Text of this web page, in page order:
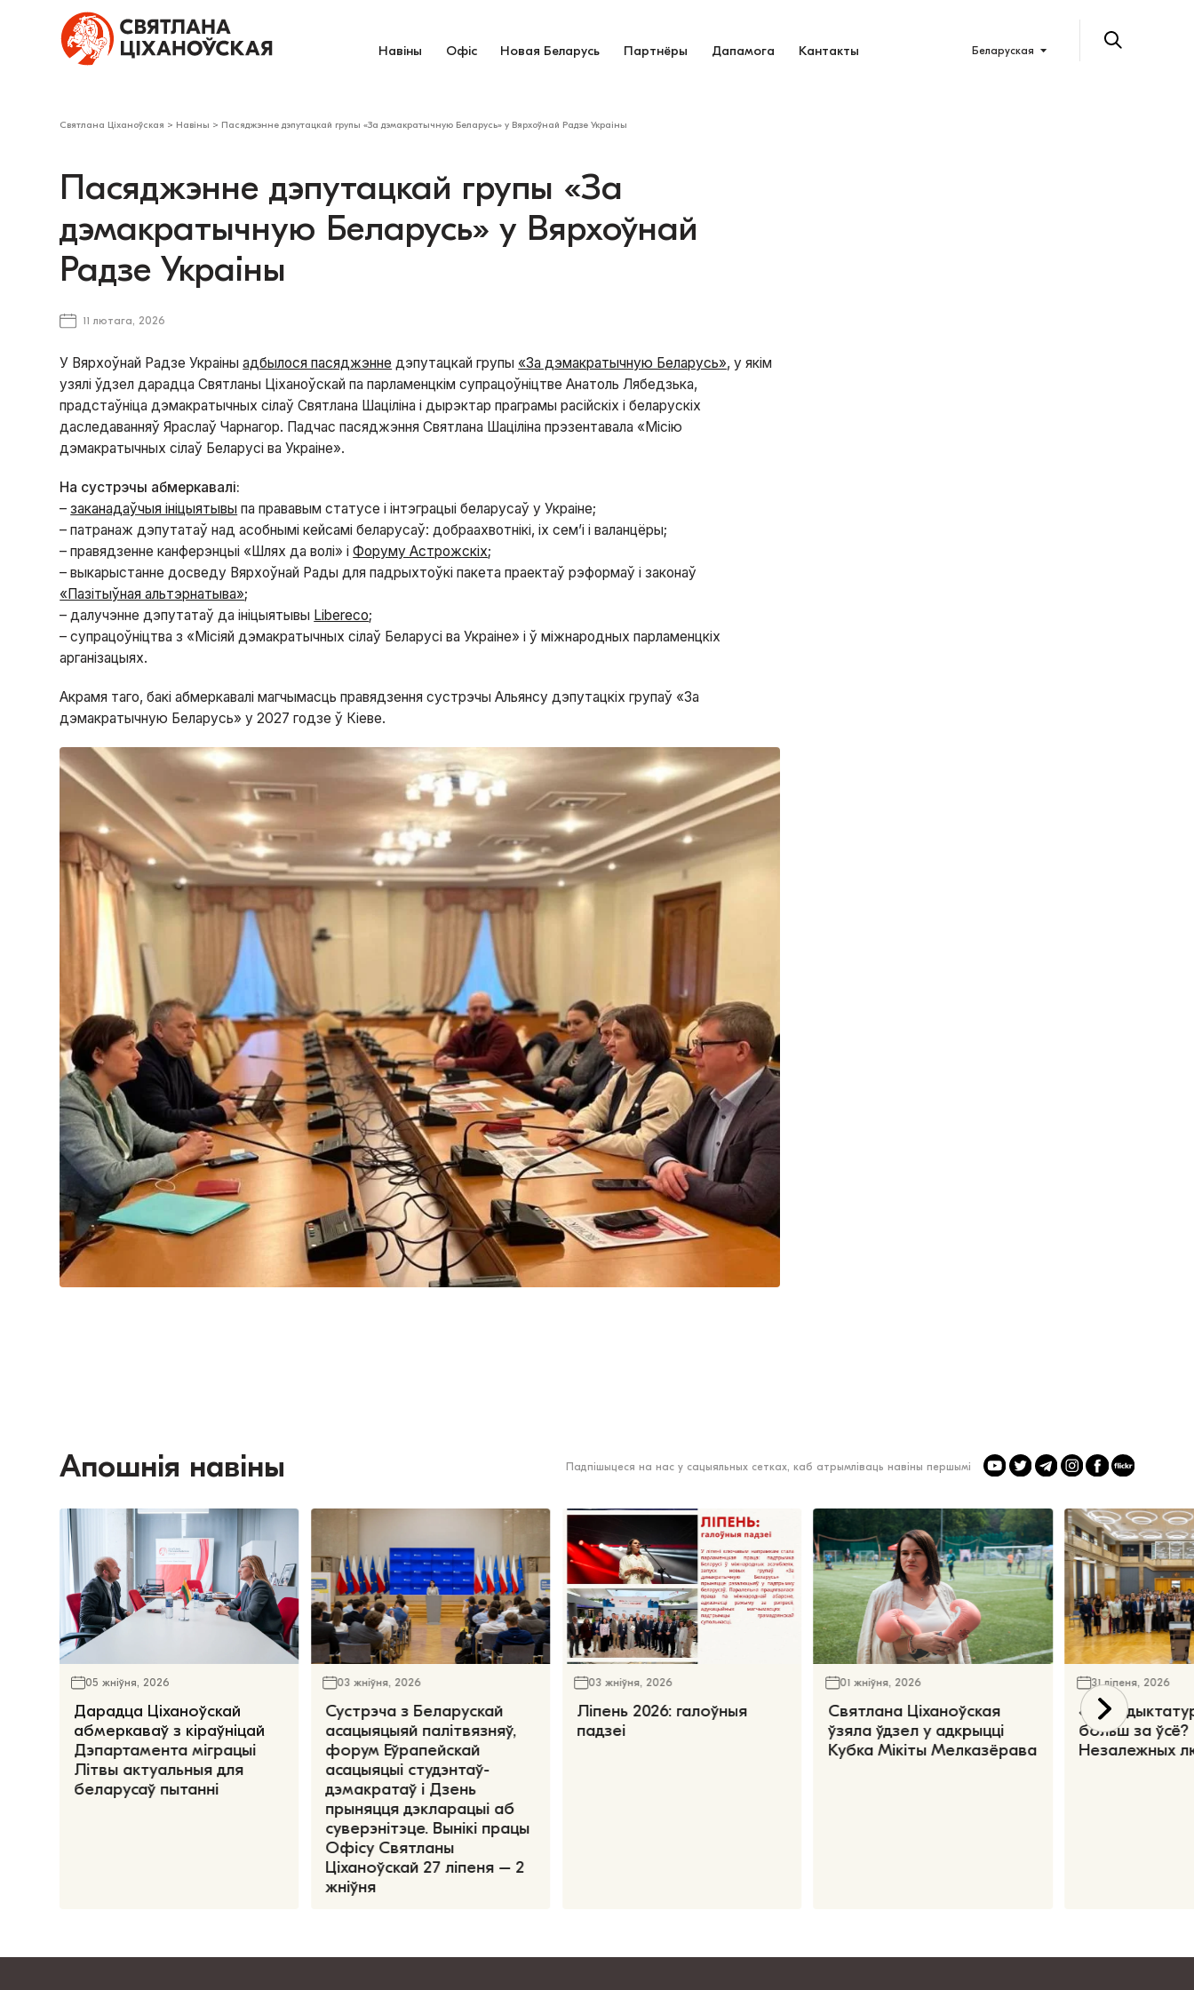
Навіны Офіс Новая Беларусь Партнёры Дапамога Кантакты Беларуская
Святлана Ціханоўская > Навіны > Пасяджэнне дэпутацкай групы «За дэмакратычную Беларусь» у Вярхоўнай Радзе Украіны
Пасяджэнне дэпутацкай групы «За
дэмакратычную Беларусь» у Вярхоўнай
Радзе Украіны
11 лютага, 2026
У Вярхоўнай Радзе Украіныадбылося пасяджэнне дэпутацкай групы «За дэмакратычную Беларусь», у якім
узялі ўдзел дарадца Святланы Ціханоўскай па парламенцкім супрацоўніцтве Анатоль Лябедзька,
прадстаўніца дэмакратычных сілаў Святлана Шаціліна і дырэктар праграмы расійскіх і беларускіх
даследаванняў Яраслаў Чарнагор. Падчас пасяджэння Святлана Шаціліна прэзентавала «Місію
дэмакратычных сілаў Беларусі ва Украіне».
На сустрэчы абмеркавалі:
–заканадаўчыя ініцыятывы па прававым статусе і інтэграцыі беларусаў у Украіне;
– патранаж дэпутатаў над асобнымі кейсамі беларусаў: добраахвотнікі, іх сем’і і валанцёры;
– правядзенне канферэнцыі «Шлях да волі» іФоруму Астрожскіх;
– выкарыстанне досведу Вярхоўнай Рады для падрыхтоўкі пакета праектаў рэформаў і законаў
«Пазітыўная альтэрнатыва»;
– далучэнне дэпутатаў да ініцыятывы Libereco;
– супрацоўніцтва з «Місіяй дэмакратычных сілаў Беларусі ва Украіне» і ў міжнародных парламенцкіх
арганізацыях.
Акрамя таго, бакі абмеркавалі магчымасць правядзення сустрэчы Альянсу дэпутацкіх групаў «За
дэмакратычную Беларусь» у 2027 годзе ў Кіеве.
Апошнія навіны Падпішыцеся на нас у сацыяльных сетках, каб атрымліваць навіны першымі
05 жніўня, 2026
Дарадца Ціханоўскай
абмеркаваў з кіраўніцай
Дэпартамента міграцыі
Літвы актуальныя для
беларусаў пытанні
03 жніўня, 2026
Сустрэча з Беларускай
асацыяцыяй палітвязняў,
форум Еўрапейскай
асацыяцыі студэнтаў-
дэмакратаў і Дзень
прыняцця дэкларацыі аб
суверэнітэце. Вынікі працы
Офісу Святланы
Ціханоўскай 27 ліпеня – 2
жніўня
03 жніўня, 2026
Ліпень 2026: галоўныя
падзеі
01 жніўня, 2026
Святлана Ціханоўская
ўзяла ўдзел у адкрыцці
Кубка Мікіты Мелказёрава
31 ліпеня, 2026
«Чаго
больш за ўсё?
Незалежных